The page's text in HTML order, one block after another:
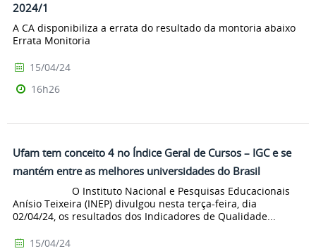
2024/1
A CA disponibiliza a errata do resultado da montoria abaixo
Errata Monitoria
15/04/24
16h26
Ufam tem conceito 4 no Índice Geral de Cursos – IGC e se
mantém entre as melhores universidades do Brasil
O Instituto Nacional e Pesquisas Educacionais
Anísio Teixeira (INEP) divulgou nesta terça-feira, dia
02/04/24, os resultados dos Indicadores de Qualidade...
15/04/24